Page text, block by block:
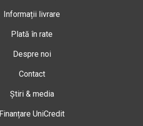
Informații livrare
Plată în rate
Despre noi
Contact
Știri & media
Finanțare UniCredit